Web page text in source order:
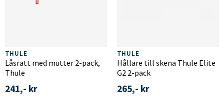
THULE
Låsratt med mutter 2-pack,
Thule
241,- kr
THULE
Hållare till skena Thule Elite
G2 2-pack
265,- kr